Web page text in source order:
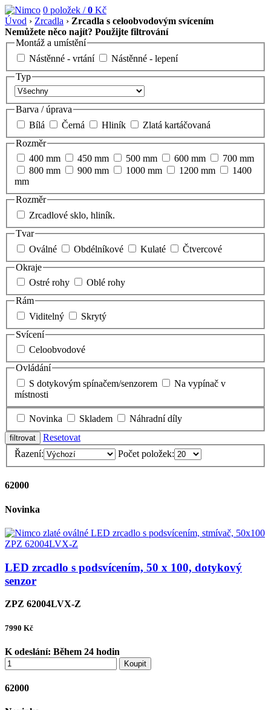
0 položek /0 Kč
Úvod › Zrcadla › Zrcadla s celoobvodovým svícením
Nemůžete něco najít? Použijte filtrování
Montáž a umístění
Nástěnné - vrtání
Nástěnné - lepení
Typ
Barva / úprava
Bílá
Černá Hliník
Zlatá kartáčovaná
Rozměr
400 mm
450 mm 500 mm 600 mm
700 mm
800 mm
900 mm 1000 mm 1200 mm
1400
mm
Rozměr
Zrcadlové sklo, hliník.
Tvar
Oválné
Obdélníkové Kulaté
Čtvercové
Okraje
Ostré rohy
Oblé rohy
Rám
Viditelný
Skrytý
Svícení
Celoobvodové
Ovládání
S dotykovým spínačem/senzorem
Na vypínač v
místnosti
Novinka Skladem
Náhradní díly
Resetovat
Řazení:
Počet položek:
62000
Novinka
LED zrcadlo s podsvícením, 50 x 100, dotykový
senzor
ZPZ 62004LVX-Z
7990 Kč
K odeslání: Během 24 hodin
Koupit
62000